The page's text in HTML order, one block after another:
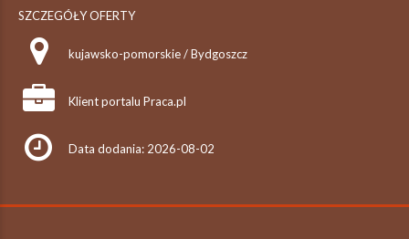
SZCZEGÓŁY OFERTY
kujawsko-pomorskie / Bydgoszcz
Klient portalu Praca.pl
Data dodania: 2026-08-02